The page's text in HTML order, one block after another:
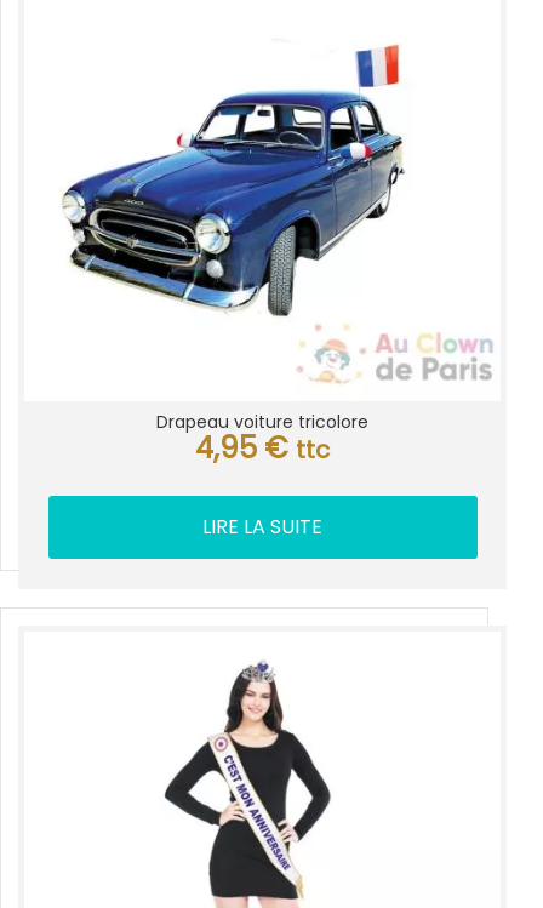
Drapeau voiture tricolore
4,95 € ttc
LIRE LA SUITE